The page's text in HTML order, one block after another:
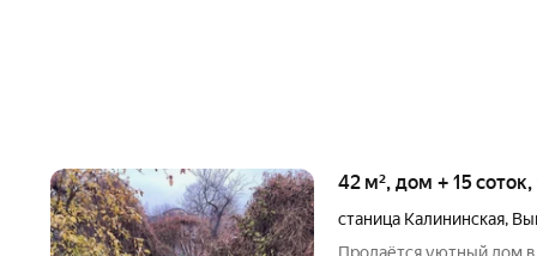
42 м², дом + 15
станица Калининская,